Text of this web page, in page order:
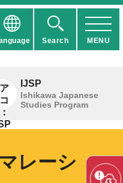
Search MENU
IJSP
Ishikawa Japanese
Studies Program
レーシ